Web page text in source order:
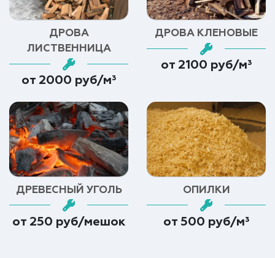
ДРОВА
ЛИСТВЕННИЦА
от 2000 руб/м³
ДРОВА КЛЕНОВЫЕ
от 2100 руб/м³
ДРЕВЕСНЫЙ УГОЛЬ
от 250 руб/мешок
ОПИЛКИ
от 500 руб/м³